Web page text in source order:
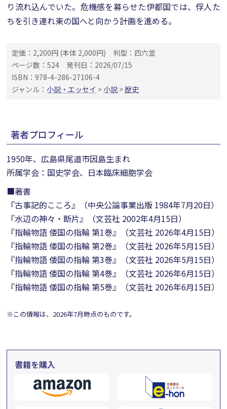
り流れ込んでいた。危機感を募らせた伊都国では、俘人た
ちを引き連れ東の国へと向かう計画を進める。
定価：2,200円 (本体 2,000円)
判型：四六並
ページ数：524
発刊日：2026/07/15
ISBN：978-4-286-27106-4
ジャンル： 小説・エッセイ > 小説 >歴史
著者プロフィール
1950年、広島県尾道市因島生まれ
所属学会：国史学会、日本臨床細胞学会
■著書
『古事記的こころ』（中央公論事業出版 1984年7月20日）
『水辺の神々・断片』（文芸社 2002年4月15日）
『指輪物語 倭国の指輪 第1巻』（文芸社 2026年4月15日）
『指輪物語 倭国の指輪 第2巻』（文芸社 2026年5月15日）
『指輪物語 倭国の指輪 第3巻』（文芸社 2026年5月15日）
『指輪物語 倭国の指輪 第4巻』（文芸社 2026年6月15日）
『指輪物語 倭国の指輪 第5巻』（文芸社 2026年6月15日）
※この情報は、2026年7月時点のものです。
書籍を購入